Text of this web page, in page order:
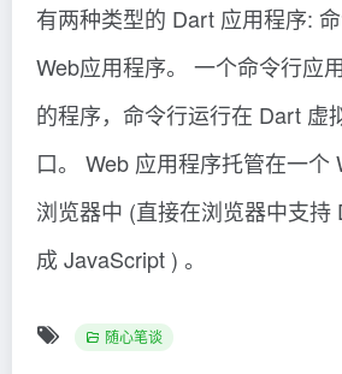
有两种类型的 Dart 应用程序:
Web应用程序。 一个命令行应
的程序，命令行运行在 Dart 虚
口。 Web 应用程序托管在一个
浏览器中 (直接在浏览器中支持
成 JavaScript ) 。
随心笔谈